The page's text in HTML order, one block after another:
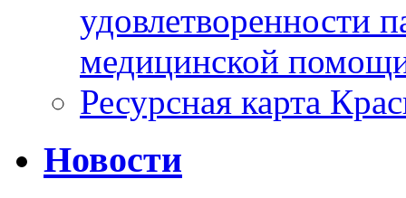
удовлетворенности
медицинской
Ресурсная карта
Новости